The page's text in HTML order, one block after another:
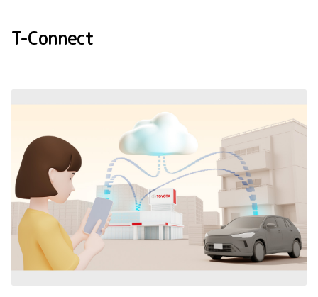
T-Connect